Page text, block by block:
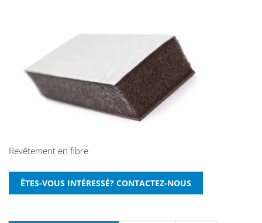
Revêtement en fibre